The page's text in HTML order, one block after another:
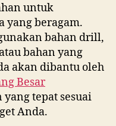
untuk
yang beragam.
bahan drill,
bahan yang
akan dibantu oleh
Besar
tepat sesuai
Anda.